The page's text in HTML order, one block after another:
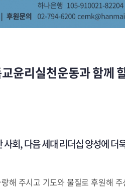
윤리실천운동과 함께
사회,다음 세대 리더십 양성에 더
해 주시고 기도와 물질로 후원해